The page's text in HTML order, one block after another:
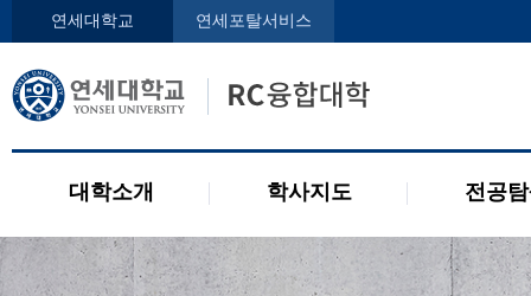
연세대학교 연세포탈서비스
대학소개 학사지도 전공
인사말
오시는 길
학사지도사